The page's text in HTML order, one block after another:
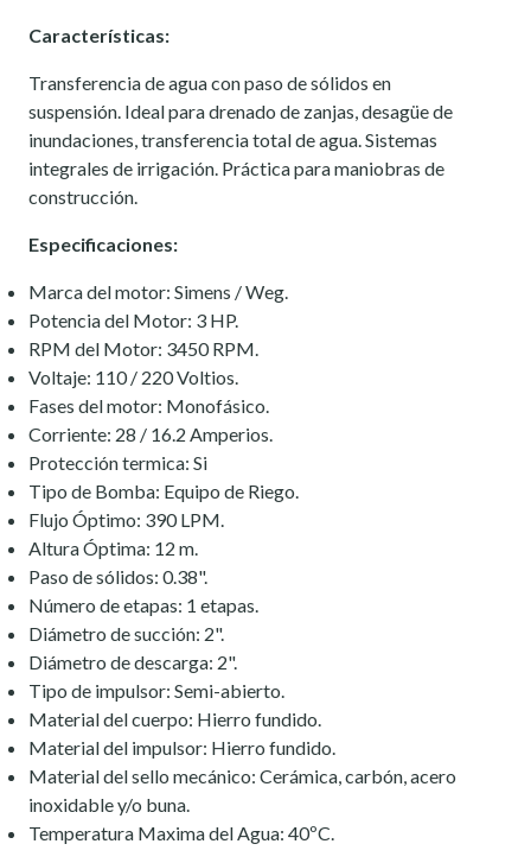
Características:
Transferencia de agua con paso de sólidos en
suspensión. Ideal para drenado de zanjas, desagüe de
inundaciones, transferencia total de agua. Sistemas
integrales de irrigación. Práctica para maniobras de
construcción.
Especificaciones:
Marca del motor: Simens / Weg.
Potencia del Motor: 3 HP.
RPM del Motor: 3450 RPM.
Voltaje: 110 / 220 Voltios.
Fases del motor: Monofásico.
Corriente: 28 / 16.2 Amperios.
Protección termica: Si
Tipo de Bomba: Equipo de Riego.
Flujo Óptimo: 390 LPM.
Altura Óptima: 12 m.
Paso de sólidos: 0.38".
Número de etapas: 1 etapas.
Diámetro de succión: 2".
Diámetro de descarga: 2".
Tipo de impulsor: Semi-abierto.
Material del cuerpo: Hierro fundido.
Material del impulsor: Hierro fundido.
Material del sello mecánico: Cerámica, carbón, acero
inoxidable y/o buna.
Temperatura Maxima del Agua: 40ºC.